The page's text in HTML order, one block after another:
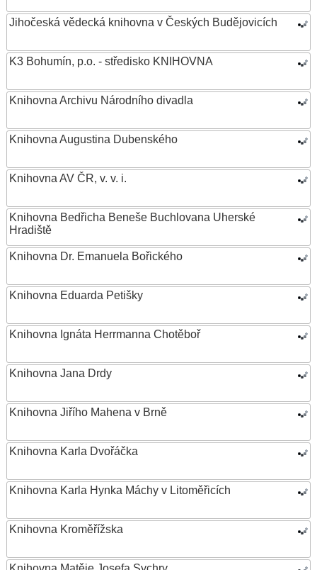
Jihočeská vědecká knihovna v Českých Budějovicích
K3 Bohumín, p.o. - středisko KNIHOVNA
Knihovna Archivu Národního divadla
Knihovna Augustina Dubenského
Knihovna AV ČR, v. v. i.
Knihovna Bedřicha Beneše Buchlovana Uherské
Hradiště
Knihovna Dr. Emanuela Bořického
Knihovna Eduarda Petišky
Knihovna Ignáta Herrmanna Chotěboř
Knihovna Jana Drdy
Knihovna Jiřího Mahena v Brně
Knihovna Karla Dvořáčka
Knihovna Karla Hynka Máchy v Litoměřicích
Knihovna Kroměřížska